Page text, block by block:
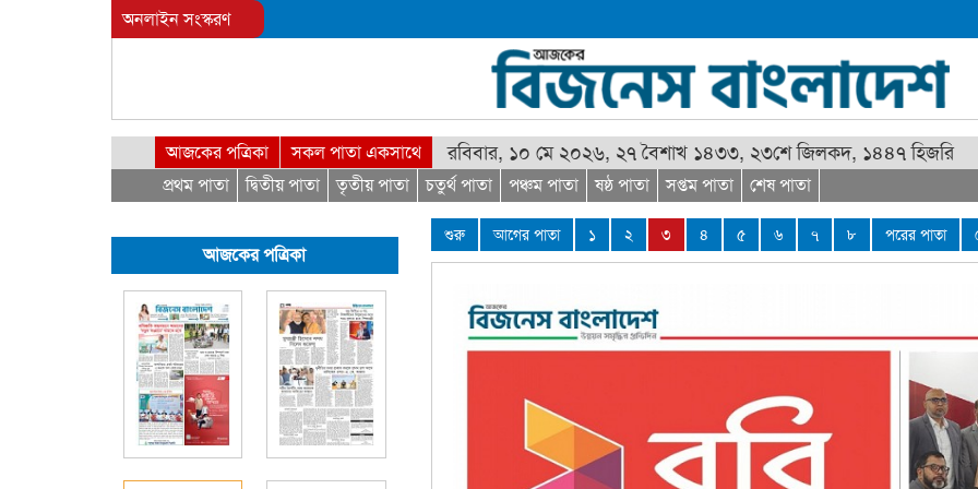
অনলাইন সংস্করণ
আজকের পত্রিকা
প্রথম পাতা
দ্বিতীয় পাতা তৃতীয় পাতা চতুর্থ পাতা পঞ্চম পাতা ষষ্ঠ পাতা সপ্তম পাতা শেষ পাতা
সকল পাতা একসাথে রবিবার, ১০ মে ২০২৬, ২৭ বৈশাখ ১৪৩৩, ২৩শে জিলকদ, ১৪৪৭ হিজরি
আজকের পত্রিকা
শুরু আগের পাতা ১ ২ ৩ ৪ ৫ ৬ ৭ ৮ পরের পাতা